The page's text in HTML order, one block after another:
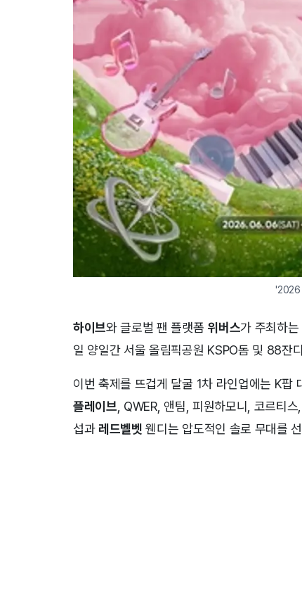
'2026
하이브와 글로벌 팬 플랫폼 위버스가 주최하
일 양일간 서울 올림픽공원 KSPO돔 및 88잔
이번 축제를 뜨겁게 달굴 1차 라인업에는 K팝
플레이브 , QWER, 앤팀, 피원하모니, 코르티
섭과레드벨벳 웬디는 압도적인 솔로 무대를